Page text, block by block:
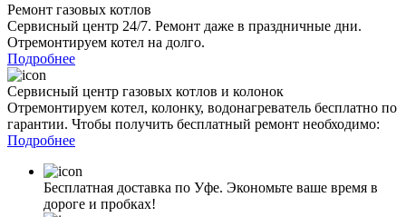
Ремонт газовых котлов
Сервисный центр 24/7. Ремонт даже в праздничные дни.
Отремонтируем котел на долго.
Подробнее
Сервисный центр газовых котлов и колонок
Отремонтируем котел, колонку, водонагреватель бесплатно по
гарантии. Чтобы получить бесплатный ремонт необходимо:
Подробнее
Бесплатная доставка по Уфе. Экономьте ваше время в
дороге и пробках!